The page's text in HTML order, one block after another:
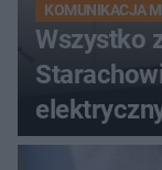
KOMUNIKACJA
Wszystko